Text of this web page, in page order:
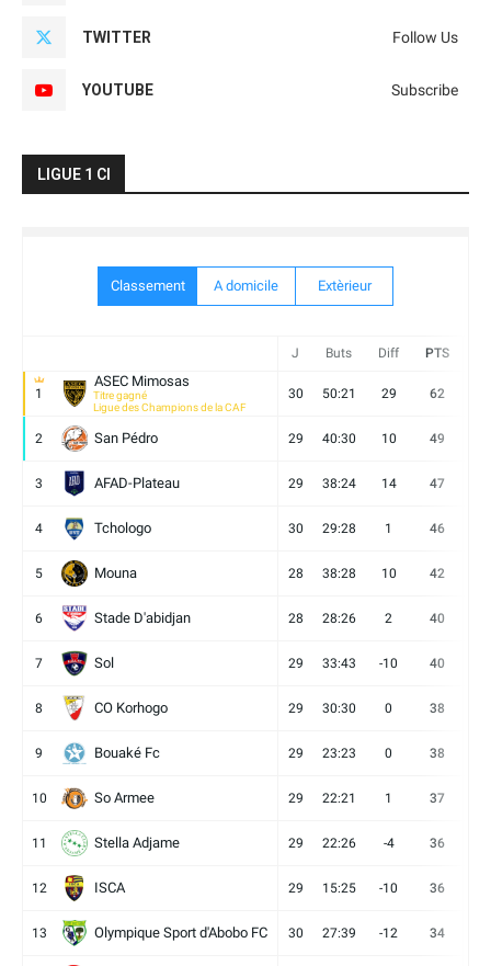
TWITTER Follow Us
YOUTUBE Subscribe
LIGUE 1 CI
Classement A domicile Extèrieur
J Buts Diff PTS
1
ASEC Mimosas
Titre gagné
Ligue des Champions de la CAF
30 50:21 29 62
2 San Pédro 29 40:30 10 49
3 AFAD-Plateau 29 38:24 14 47
4 Tchologo 30 29:28 1 46
5 Mouna 28 38:28 10 42
6 Stade D'abidjan 28 28:26 2 40
7 Sol 29 33:43 -10 40
8 CO Korhogo 29 30:30 0 38
9 Bouaké Fc 29 23:23 0 38
10 So Armee 29 22:21 1 37
11 Stella Adjame 29 22:26 -4 36
12 ISCA 29 15:25 -10 36
13 Olympique Sport d'Abobo FC 30 27:39 -12 34